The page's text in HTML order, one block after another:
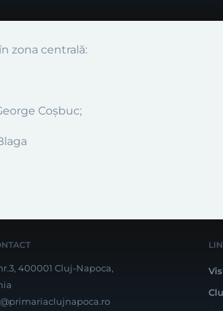
zona centrală:
Coșbuc;
400001 Cluj-Napoca,